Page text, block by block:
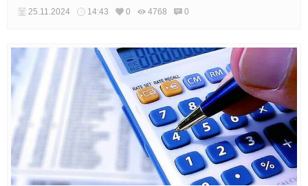
sektöründe devrim yaratmaya hazırlanıyor.
25.11.2024 14:43 0 4768 0